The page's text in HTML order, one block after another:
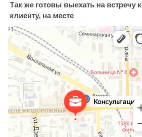
Так же готовы выехать на встречу к
клиенту, на месте